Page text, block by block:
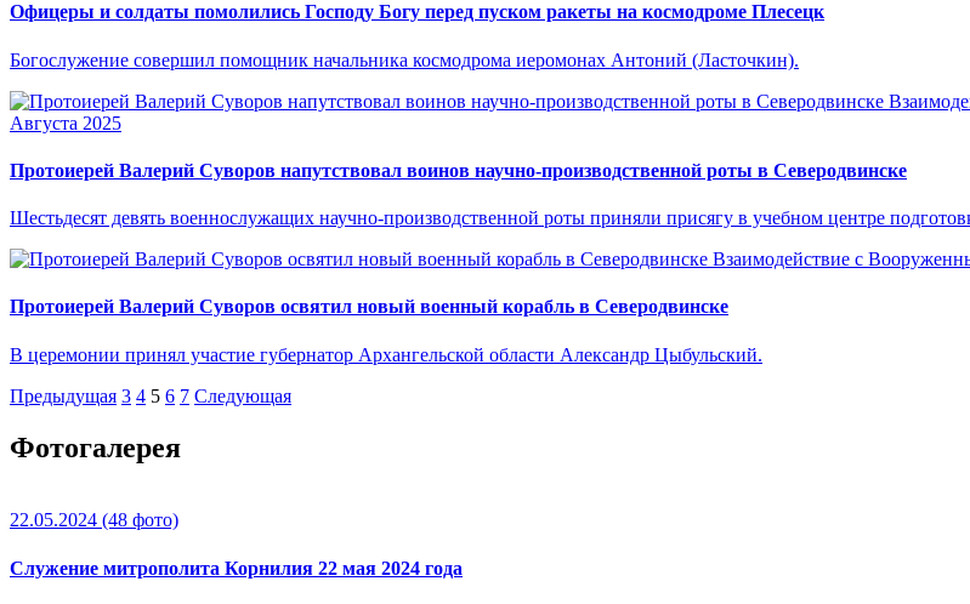
Офицеры и солдаты помолились Господу Богу перед пуском ракеты на космодроме Плесецк
Богослужение совершил помощник начальника космодрома иеромонах Антоний (Ласточкин).
Августа 2025
Протоиерей Валерий Суворов напутствовал воинов научно-производственной роты в Северодвинске
Шестьдесят девять военнослужащих научно-производственной роты приняли присягу в учебном центре
Взаимодействие с
Протоиерей Валерий Суворов освятил новый военный корабль в Северодвинске
В церемонии принял участие губернатор Архангельской области Александр Цыбульский.
Предыдущая 3 4 5 6 7 Следующая
Фотогалерея
22.05.2024 (48 фото)
Служение митрополита Корнилия 22 мая 2024 года